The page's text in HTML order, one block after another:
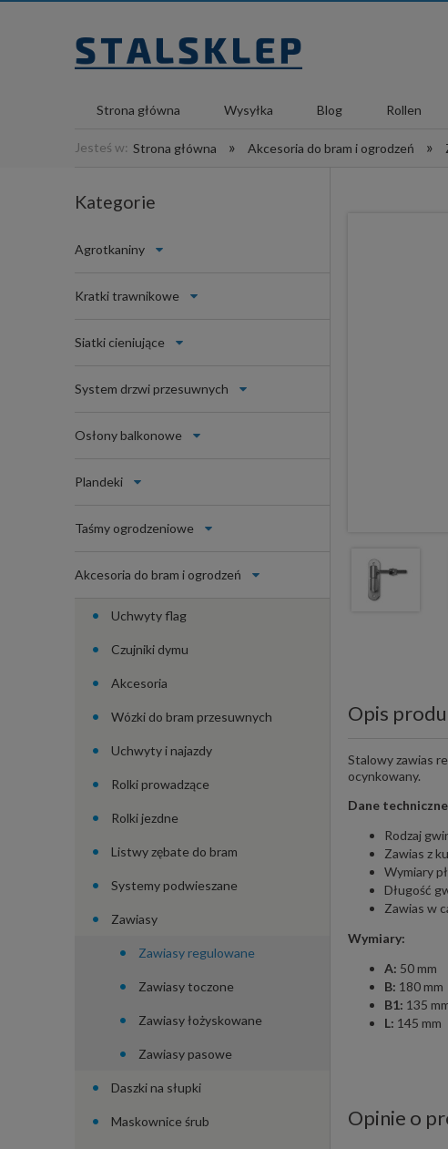
Strona główna Wysyłka Blog Rollen
Jesteś w: Strona główna » Akcesoria do bram i ogrodzeń »
Kategorie
Agrotkaniny
Kratki trawnikowe
Siatki cieniujące
System drzwi przesuwnych
Osłony balkonowe
Plandeki
Taśmy ogrodzeniowe
Akcesoria do bram i ogrodzeń
Uchwyty flag
Czujniki dymu
Akcesoria
Wózki do bram przesuwnych
Uchwyty i najazdy
Rolki prowadzące
Rolki jezdne
Listwy zębate do bram
Systemy podwieszane
Zawiasy
Zawiasy regulowane
Zawiasy toczone
Zawiasy łożyskowane
Zawiasy pasowe
Daszki na słupki
Maskownice śrub
Opis
Stalowy zawias
ocynkowany.
Dane
Rodzaj
Zawias z
Wymiary
Długość
Zawias w
Wymiary:
A: 50 mm
B: 180 mm
B1: 135
L: 145 mm
Opinie o